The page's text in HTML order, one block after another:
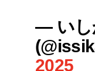
— いし
2025